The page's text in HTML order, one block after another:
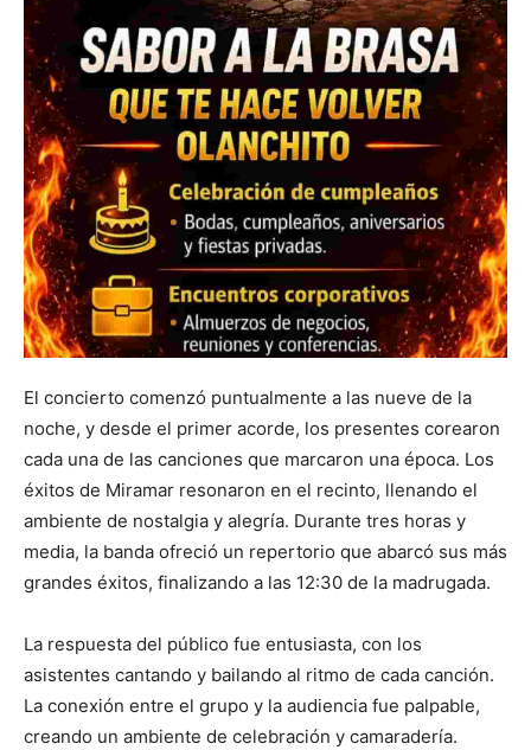
El concierto comenzó puntualmente a las nueve de la
noche, y desde el primer acorde, los presentes corearon
cada una de las canciones que marcaron una época. Los
éxitos de Miramar resonaron en el recinto, llenando el
ambiente de nostalgia y alegría. Durante tres horas y
media, la banda ofreció un repertorio que abarcó sus más
grandes éxitos, finalizando a las 12:30 de la madrugada.
La respuesta del público fue entusiasta, con los
asistentes cantando y bailando al ritmo de cada canción.
La conexión entre el grupo y la audiencia fue palpable,
creando un ambiente de celebración y camaradería.